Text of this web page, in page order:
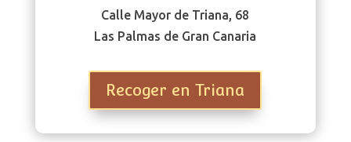
Calle Mayor de Triana, 68
Las Palmas de Gran Canaria
Recoger en Triana